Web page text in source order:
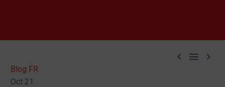
  
Blog FR
Oct 21